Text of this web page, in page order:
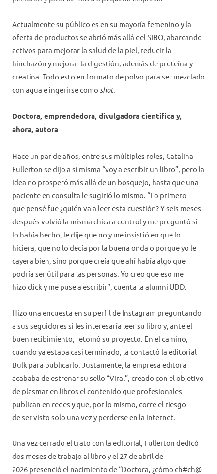
Actualmente su público es en su mayoría femenino y la
oferta de productos se abrió más allá del SIBO, abarcando
activos para mejorar la salud de la piel, reducir la
hinchazón y mejorar la digestión, además de proteína y
creatina. Todo esto en formato de polvo para ser mezclado
con agua e ingerirse como shot.
Doctora, emprendedora, divulgadora científica y,
ahora, autora
Hace un par de años, entre sus múltiples roles, Catalina
Fullerton se dijo a sí misma “voy a escribir un libro”, pero la
idea no prosperó más allá de un bosquejo, hasta que una
paciente en consulta le sugirió lo mismo. “Lo primero
que pensé fue ¿quién va a leer esta cuestión? Y seis meses
después volvió la misma chica a control y me preguntó si
lo había hecho, le dije que no y me insistió en que lo
hiciera, que no lo decía por la buena onda o porque yo le
cayera bien, sino porque creía que ahí había algo que
podría ser útil para las personas. Yo creo que eso me
hizo click y me puse a escribir”, cuenta la alumni UDD.
Hizo una encuesta en su perfil de Instagram preguntando
a sus seguidores si les interesaría leer su libro y, ante el
buen recibimiento, retomó su proyecto. En el camino,
cuando ya estaba casi terminado, la contactó la editorial
Bulk para publicarlo. Justamente, la empresa editora
acababa de estrenar su sello “Viral”, creado con el objetivo
de plasmar en libros el contenido que profesionales
publican en redes y que, por lo mismo, corre el riesgo
de ser visto solo una vez y perderse en la internet.
Una vez cerrado el trato con la editorial, Fullerton dedicó
dos meses de trabajo al libro y el 27 de abril de
2026 presenció el nacimiento de “Doctora, ¿cómo ch#ch@